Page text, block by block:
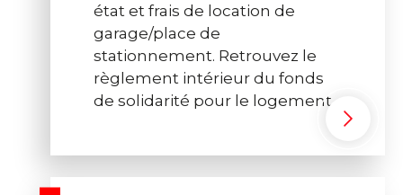
état et frais de location de
garage/place de
stationnement. Retrouvez le
règlement intérieur du fonds
de solidarité pour le logement.